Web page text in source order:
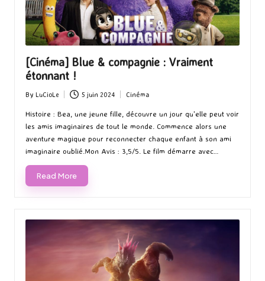
[Cinéma] Blue & compagnie : Vraiment
étonnant !
Posted
by
By LuCioLe 5 juin 2024
Posted
in
Cinéma
Histoire : Bea, une jeune fille, découvre un jour qu'elle peut voir
les amis imaginaires de tout le monde. Commence alors une
aventure magique pour reconnecter chaque enfant à son ami
imaginaire oublié.Mon Avis : 3,5/5. Le film démarre avec…
Read More